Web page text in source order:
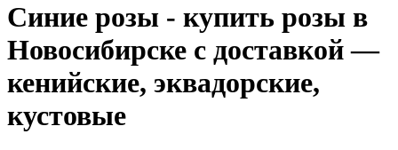
Синие розы - купить розы в
Новосибирске с доставкой —
кенийские, эквадорские,
кустовые